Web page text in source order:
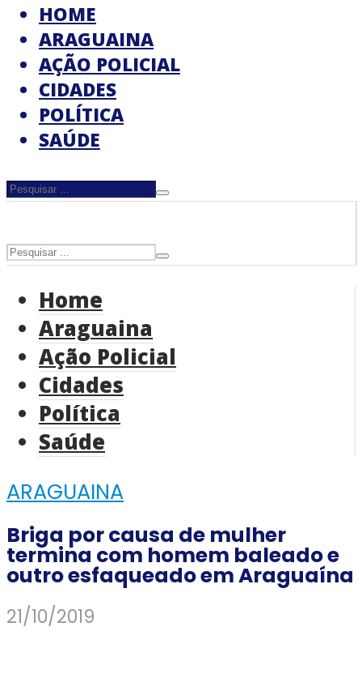
HOME
ARAGUAINA
AÇÃO POLICIAL
CIDADES
POLÍTICA
SAÚDE
Home
Araguaina
Ação Policial
Cidades
Política
Saúde
ARAGUAINA
Briga por causa de mulher
termina com homem baleado e
outro esfaqueado em Araguaína
21/10/2019